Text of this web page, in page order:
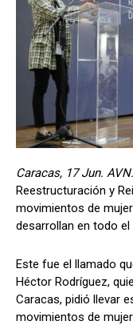
Caracas, 17 Jun.
Reestructuración y
movimientos de
desarrollan en todo
Este fue el llamado
Héctor Rodríguez,
Caracas, pidió llevar
movimientos de